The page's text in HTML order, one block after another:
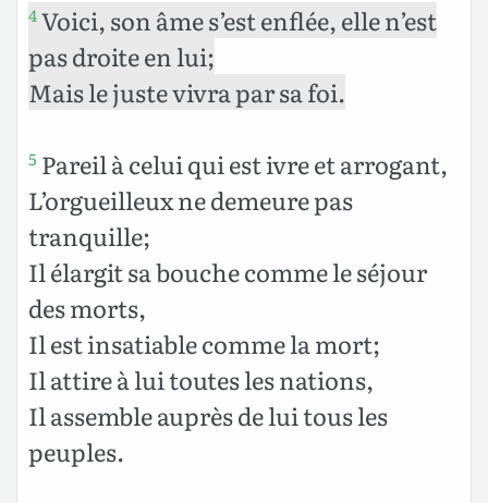
4Voici, son âme s’est enflée, elle n’est
pas droite en lui;
Mais le juste vivra par sa foi.
5 Pareil à celui qui est ivre et arrogant,
L’orgueilleux ne demeure pas
tranquille;
Il élargit sa bouche comme le séjour
des morts,
Il est insatiable comme la mort;
Il attire à lui toutes les nations,
Il assemble auprès de lui tous les
peuples.